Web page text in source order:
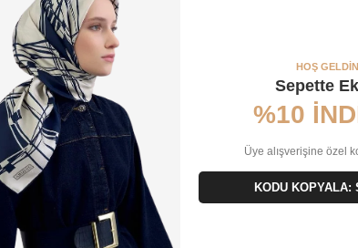
HOŞ
Sepette
%10
Üye alışverişine özel
KODU KOPYALA: